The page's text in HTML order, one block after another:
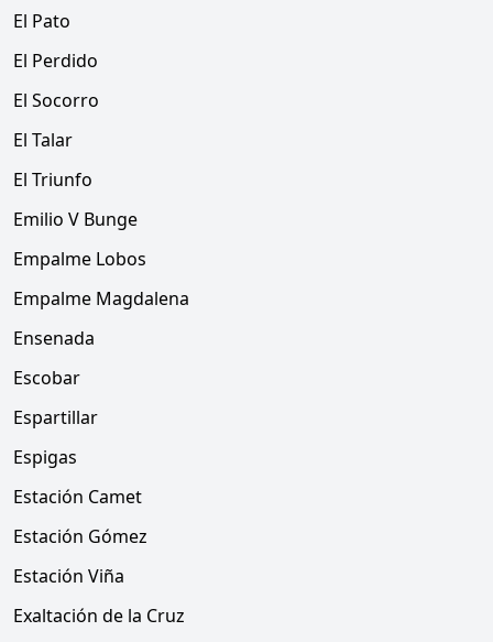
El Pato
El Perdido
El Socorro
El Talar
El Triunfo
Emilio V Bunge
Empalme Lobos
Empalme Magdalena
Ensenada
Escobar
Espartillar
Espigas
Estación Camet
Estación Gómez
Estación Viña
Exaltación de la Cruz